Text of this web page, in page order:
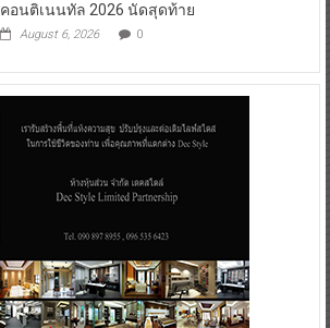
คอนติเนนทัล 2026 นัดสุดท้าย
August 6, 2026 0